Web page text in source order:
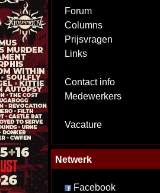
Forum
Columns
Prijsvragen
Links
Contact info
Medewerkers
Vacature
Netwerk
Facebook